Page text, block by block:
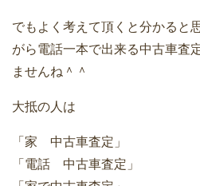
でもよく考えて頂くと分かると
がら電話一本で出来る中古車査
ませんね＾＾
大抵の人は
「家 中古車査定」
「電話 中古車査定」